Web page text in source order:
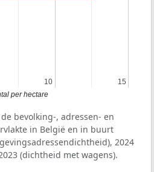
10
10 15
15
per hectare
bevolking-, adressen- en
in België en in buurt
2024
(dichtheid met wagens).